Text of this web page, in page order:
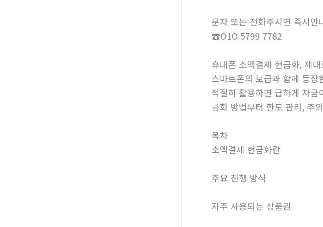
문자 또는 전화주시면 즉시안
☎O1O 5799 7782
휴대폰 소액결제 현금화, 제
스마트폰의 보급과 함께 등
적절히 활용하면 급하게 자
금화 방법부터 한도 관리, 주
목차
소액결제 현금화란
주요 진행 방식
자주 사용되는 상품권